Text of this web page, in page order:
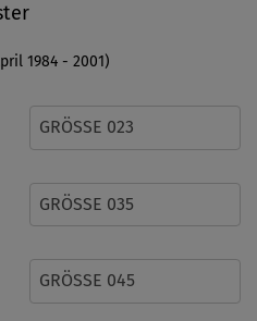
1984 - 2001)
GRÖSSE 023
GRÖSSE 035
GRÖSSE 045